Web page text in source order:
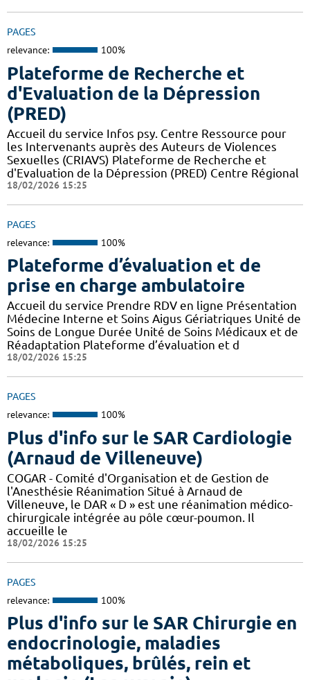
PAGES
relevance: 100%
Plateforme de Recherche et
d'Evaluation de la Dépression
(PRED)
Accueil du service Infos psy. Centre Ressource pour
les Intervenants auprès des Auteurs de Violences
Sexuelles (CRIAVS) Plateforme de Recherche et
d'Evaluation de la Dépression (PRED) Centre Régional
18/02/2026 15:25
PAGES
relevance: 100%
Plateforme d’évaluation et de
prise en charge ambulatoire
Accueil du service Prendre RDV en ligne Présentation
Médecine Interne et Soins Aigus Gériatriques Unité de
Soins de Longue Durée Unité de Soins Médicaux et de
Réadaptation Plateforme d’évaluation et d
18/02/2026 15:25
PAGES
relevance: 100%
Plus d'info sur le SAR Cardiologie
(Arnaud de Villeneuve)
COGAR - Comité d'Organisation et de Gestion de
l'Anesthésie Réanimation Situé à Arnaud de
Villeneuve, le DAR « D » est une réanimation médico-
chirurgicale intégrée au pôle cœur-poumon. Il
accueille le
18/02/2026 15:25
PAGES
relevance: 100%
Plus d'info sur le SAR Chirurgie en
endocrinologie, maladies
métaboliques, brûlés, rein et